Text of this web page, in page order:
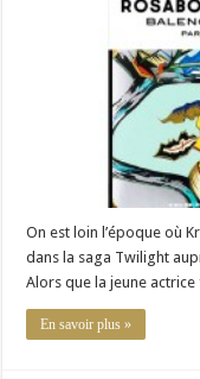
On est loin l’époque où
dans la saga Twilight
Alors que la jeune
En savoir plus »